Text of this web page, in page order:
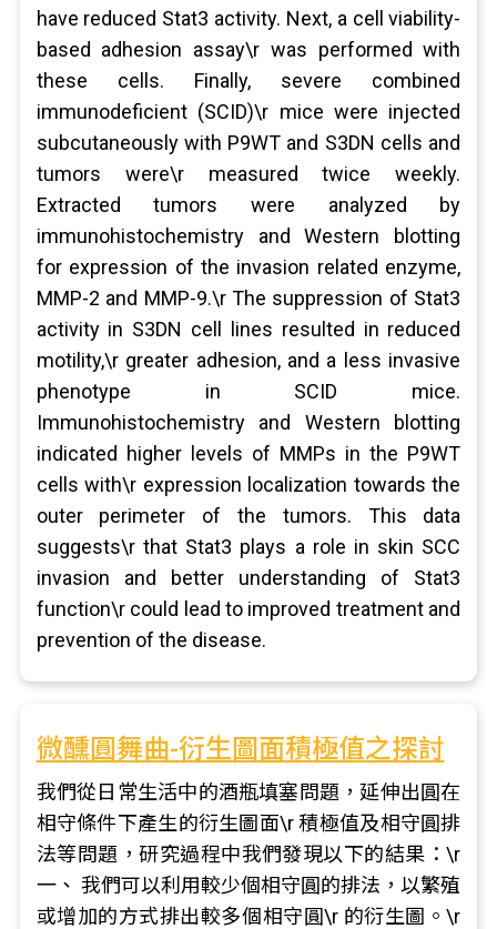
have reduced Stat3 activity. Next, a cell viability-
based adhesion assay\r was performed with
these cells. Finally, severe combined
immunodeficient (SCID)\r mice were injected
subcutaneously with P9WT and S3DN cells and
tumors were\r measured twice weekly.
Extracted tumors were analyzed by
immunohistochemistry and Western blotting
for expression of the invasion related enzyme,
MMP-2 and MMP-9.\r The suppression of Stat3
activity in S3DN cell lines resulted in reduced
motility,\r greater adhesion, and a less invasive
phenotype in SCID mice.
Immunohistochemistry and Western blotting
indicated higher levels of MMPs in the P9WT
cells with\r expression localization towards the
outer perimeter of the tumors. This data
suggests\r that Stat3 plays a role in skin SCC
invasion and better understanding of Stat3
function\r could lead to improved treatment and
prevention of the disease.
微醺圓舞曲-衍生圖面積極值之探討
我們從日常生活中的酒瓶填塞問題，延伸出圓在
相守條件下產生的衍生圖面\r 積極值及相守圓排
法等問題，研究過程中我們發現以下的結果：\r
一、 我們可以利用較少個相守圓的排法，以繁殖
或增加的方式排出較多個相守圓\r 的衍生圖。\r